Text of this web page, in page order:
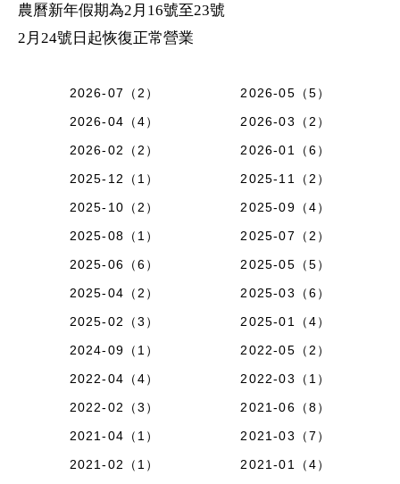
農曆新年假期為2月16號至23號
2月24號日起恢復正常營業
2026-07（2）
2026-05（5）
2026-04（4）
2026-03（2）
2026-02（2）
2026-01（6）
2025-12（1）
2025-11（2）
2025-10（2）
2025-09（4）
2025-08（1）
2025-07（2）
2025-06（6）
2025-05（5）
2025-04（2）
2025-03（6）
2025-02（3）
2025-01（4）
2024-09（1）
2022-05（2）
2022-04（4）
2022-03（1）
2022-02（3）
2021-06（8）
2021-04（1）
2021-03（7）
2021-02（1）
2021-01（4）